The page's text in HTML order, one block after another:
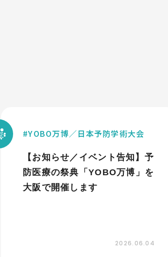
YOBO万博／日本予防学術大会
【お知らせ／イベント告知】予
防医療の祭典「YOBO万博」を
大阪で開催します
2026.06.04